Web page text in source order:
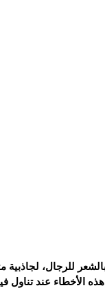
للرجال، لجاذبية
الأخطاء عند تناول